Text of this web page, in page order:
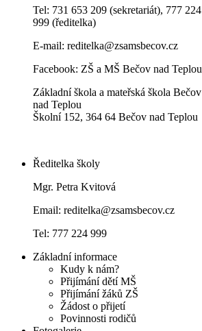
Tel: 731 653 209 (sekretariát), 777 224
999 (ředitelka)
E-mail: reditelka@zsamsbecov.cz
Facebook: ZŠ a MŠ Bečov nad Teplou
Základní škola a mateřská škola Bečov
nad Teplou
Školní 152, 364 64 Bečov nad Teplou
Ředitelka školy
Mgr. Petra Kvitová
Email: reditelka@zsamsbecov.cz
Tel: 777 224 999
Základní informace
Kudy k nám?
Přijímání dětí MŠ
Přijímání žáků ZŠ
Žádost o přijetí
Povinnosti rodičů